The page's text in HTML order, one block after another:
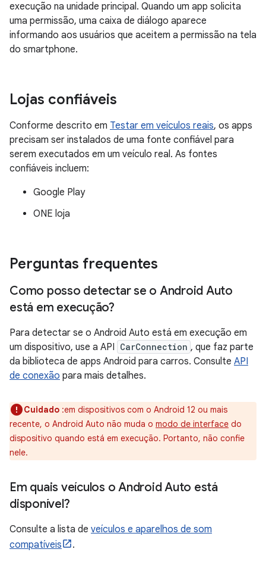
execução na unidade principal. Quando um app solicita
uma permissão, uma caixa de diálogo aparece
informando aos usuários que aceitem a permissão na tela
do smartphone.
Lojas confiáveis
Conforme descrito em Testar em veículos reais, os apps
precisam ser instalados de uma fonte confiável para
serem executados em um veículo real. As fontes
confiáveis incluem:
Google Play
ONE loja
Perguntas frequentes
Como posso detectar se o Android Auto
está em execução?
Para detectar se o Android Auto está em execução em
um dispositivo, use a API CarConnection , que faz parte
da biblioteca de apps Android para carros. Consulte API
de conexão para mais detalhes.
Cuidado :em dispositivos com o Android 12 ou mais
recente, o Android Auto não muda o modo de interface do
dispositivo quando está em execução. Portanto, não confie
nele.
Em quais veículos o Android Auto está
disponível?
Consulte a lista de veículos e aparelhos de som
compatíveis
.